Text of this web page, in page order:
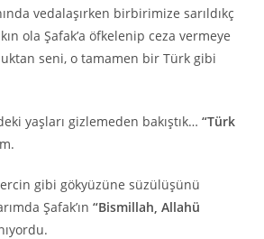
vedalaşırken birbirimize sarıldıkç
ola Şafak’a öfkelenip ceza vermeye
seni, o tamamen bir Türk gibi
yaşları gizlemeden bakıştık…“Türk
gibi gökyüzüne süzülüşünü
Şafak’ın“Bismillah, Allahü